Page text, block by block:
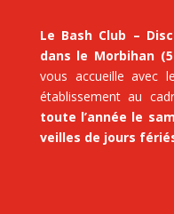
Le Bash Club –
dans le Morbihan
vous accueille avec
établissement au
toute l’année le
veilles de jours